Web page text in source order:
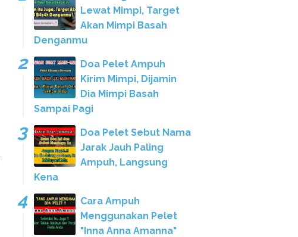
Lewat Mimpi, Target
Akan Mimpi Basah
Denganmu
Doa Pelet Ampuh
Kirim Mimpi, Dijamin
Dia Mimpi Basah
Sampai Pagi
Doa Pelet Sebut Nama
Jarak Jauh Paling
Ampuh, Langsung
Kena
Cara Ampuh
Menggunakan Pelet
"Inna Anna Amanna"